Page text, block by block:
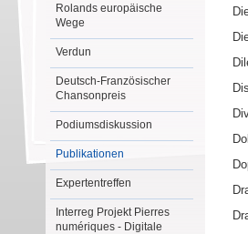
Rolands europäische
Wege
Verdun
Deutsch-Französischer
Chansonpreis
Podiumsdiskussion
Publikationen
Expertentreffen
Interreg Projekt Pierres
numériques - Digitale